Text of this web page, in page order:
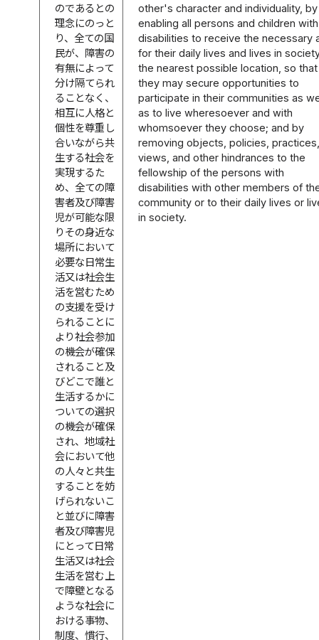
のであるとの
理念にのっと
り、全ての国
民が、障害の
有無によって
分け隔てられ
ることなく、
相互に人格と
個性を尊重し
合いながら共
生する社会を
実現するた
め、全ての障
害者及び障害
児が可能な限
りその身近な
場所において
必要な日常生
活又は社会生
活を営むため
の支援を受け
られることに
より社会参加
の機会が確保
されること及
びどこで誰と
生活するかに
ついての選択
の機会が確保
され、地域社
会において他
の人々と共生
することを妨
げられないこ
と並びに障害
者及び障害児
にとって日常
生活又は社会
生活を営む上
で障壁となる
ような社会に
おける事物、
制度、慣行、
other's character and individuality, by
enabling all persons and children with
disabilities to receive the necessary
for their daily lives and lives in
the nearest possible location, so that
they may secure opportunities to
participate in their communities as
as to live wheresoever and with
whomsoever they choose; and by
removing objects, policies,
views, and other hindrances to the
fellowship of the persons with
disabilities with other members of
community or to their daily lives or
in society.